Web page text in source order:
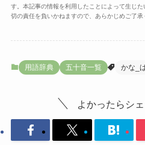
す。本記事の情報を利用したことによって生じ
切の責任を負いかねますので、あらかじめご了承
用語辞典 五十音一覧 かな_
よかったらシ